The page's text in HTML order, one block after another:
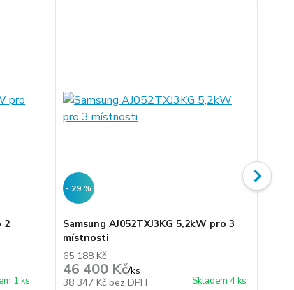
2
1 ks
- 29 %
Samsung AJ052TXJ3KG 5,2kW pro 3
místnosti
65 188 Kč
46 400 Kč/ks
38 347 Kč bez DPH Skladem 4 ks